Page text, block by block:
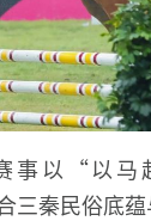
事以“以马
秦民俗底蕴